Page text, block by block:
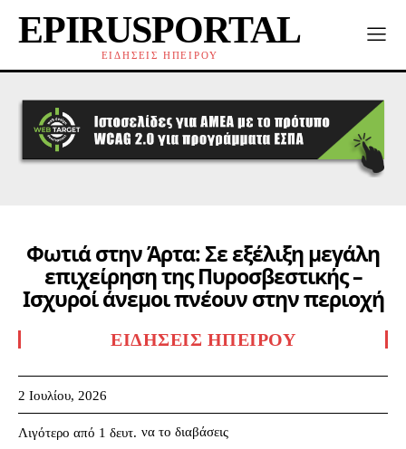
EPIRUSPORTAL
ΕΙΔΗΣΕΙΣ ΗΠΕΙΡΟΥ
Φωτιά στην Άρτα: Σε εξέλιξη μεγάλη
επιχείρηση της Πυροσβεστικής –
Ισχυροί άνεμοι πνέουν στην περιοχή
ΕΙΔΉΣΕΙΣ ΗΠΕΊΡΟΥ
2 Ιουλίου, 2026
Λιγότερο από 1 δευτ. να το διαβάσεις